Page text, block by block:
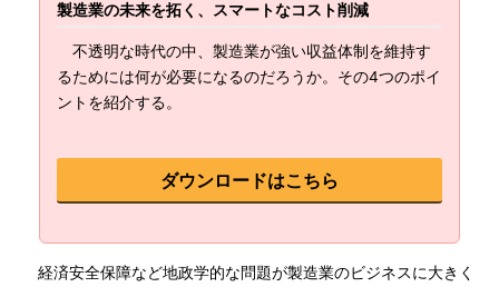
製造業の未来を拓く、スマートなコスト削減
不透明な時代の中、製造業が強い収益体制を維持す
るためには何が必要になるのだろうか。その4つのポイ
ントを紹介する。
ダウンロードはこちら
経済安全保障など地政学的な問題が製造業のビジネスに大きく